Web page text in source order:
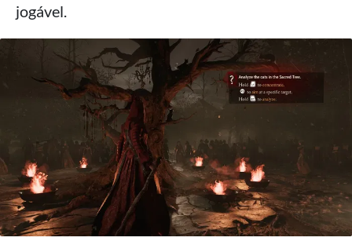
jogável.